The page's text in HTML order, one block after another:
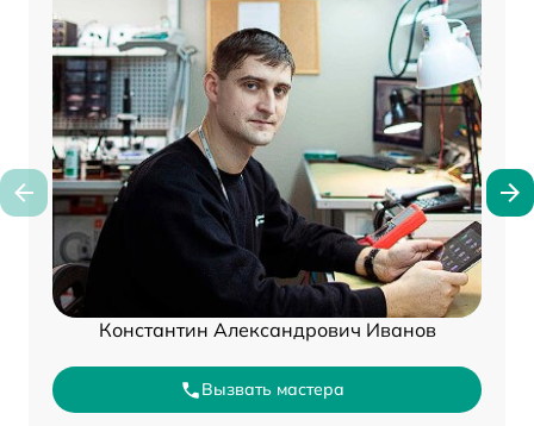
Константин Александрович Иванов
Вызвать мастера